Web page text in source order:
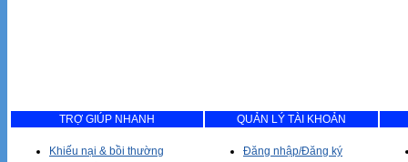
TRỢ GIÚP NHANH QUẢN LÝ TÀI KHOẢN
Khiếu nại & bồi thường
Đăng nhập/Đăng ký